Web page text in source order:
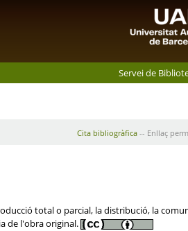
Servei de
Cita bibliogràfica-- Enllaç
total o parcial, la distribució, la
de l'obra original.